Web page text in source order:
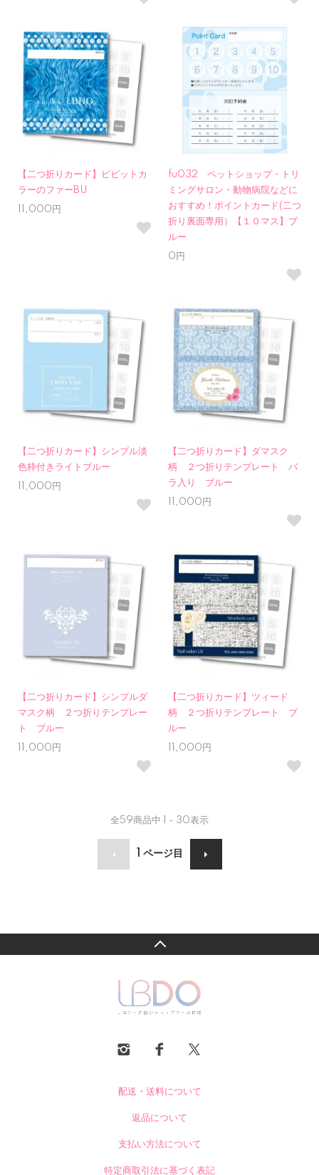
【二つ折りカード】ビビットカ
ラーのファーBU
11,000円
fu032 ペットショップ・トリ
ミングサロン・動物病院などに
おすすめ！ポイントカード(二つ
折り裏面専用）【１０マス】ブ
ルー
0円
【二つ折りカード】シンプル淡
色枠付きライトブルー
11,000円
【二つ折りカード】ダマスク
柄 ２つ折りテンプレート バ
ラ入り ブルー
11,000円
【二つ折りカード】シンプルダ
マスク柄 ２つ折りテンプレー
ト ブルー
11,000円
【二つ折りカード】ツィード
柄 ２つ折りテンプレート ブ
ルー
11,000円
全59商品中 1 - 30表示
ページ目
配送・送料について
返品について
支払い方法について
特定商取引法に基づく表記